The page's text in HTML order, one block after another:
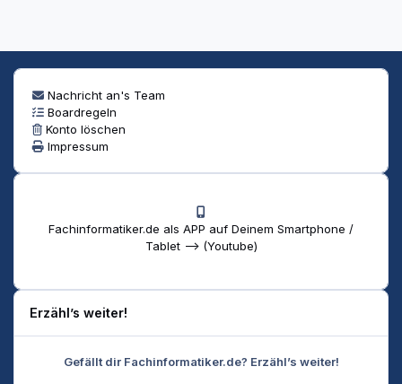
Nachricht an's Team
Boardregeln
Konto löschen
Impressum
Fachinformatiker.de als APP auf Deinem Smartphone /
Tablet --> (Youtube)
Erzähl’s weiter!
Gefällt dir Fachinformatiker.de? Erzähl’s weiter!